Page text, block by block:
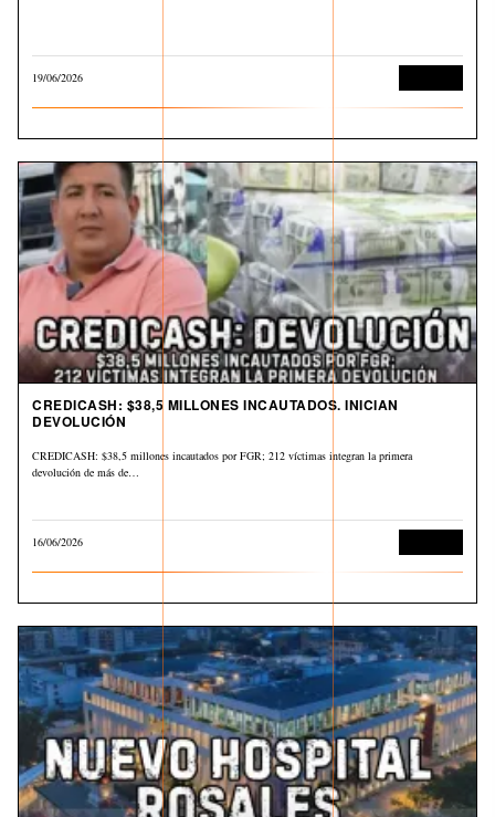
19/06/2026
CREDICASH: $38,5 MILLONES INCAUTADOS. INICIAN
DEVOLUCIÓN
CREDICASH: $38,5 millones incautados por FGR; 212 víctimas integran la primera
devolución de más de…
16/06/2026